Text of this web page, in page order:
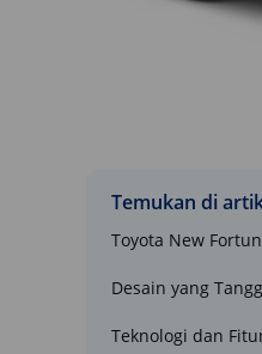
Temukan di
Toyota New
Desain yang
Teknologi dan